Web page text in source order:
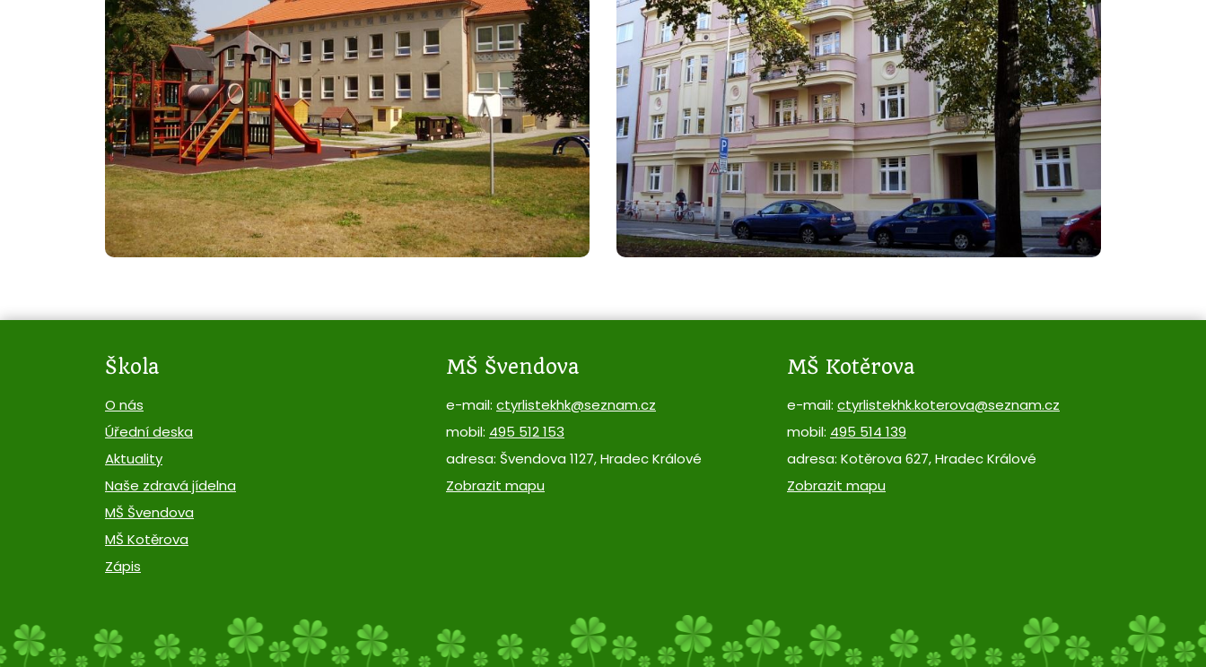
Škola
O nás
Úřední deska
Aktuality
Naše zdravá jídelna
MŠ Švendova
MŠ Kotěrova
Zápis
MŠ Švendova
e-mail: ctyrlistekhk@seznam.cz
mobil: 495 512 153
adresa: Švendova 1127, Hradec Králové
Zobrazit mapu
MŠ Kotěrova
e-mail: ctyrlistekhk.koterova@seznam.cz
mobil: 495 514 139
adresa: Kotěrova 627, Hradec Králové
Zobrazit mapu